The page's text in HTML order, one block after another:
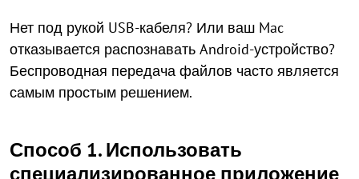
Нет под рукой USB-кабеля? Или ваш Mac
отказывается распознавать Android-устройство?
Беспроводная передача файлов часто является
самым простым решением.
Способ 1. Использовать
специализированное приложение